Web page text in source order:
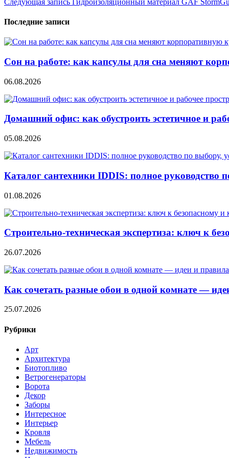
по
записям
Последние записи
Сон на работе: как капсулы для сна меняют
06.08.2026
Домашний офис: как обустроить эстетичное и
05.08.2026
Каталог сантехники IDDIS: полное руководство
01.08.2026
Строительно‑техническая экспертиза: ключ к
26.07.2026
Как сочетать разные обои в одной комнате —
25.07.2026
Рубрики
Арт
Архитектура
Биотопливо
Ветрогенераторы
Ворота
Декор
Заборы
Интересное
Интерьер
Кровля
Мебель
Недвижимость